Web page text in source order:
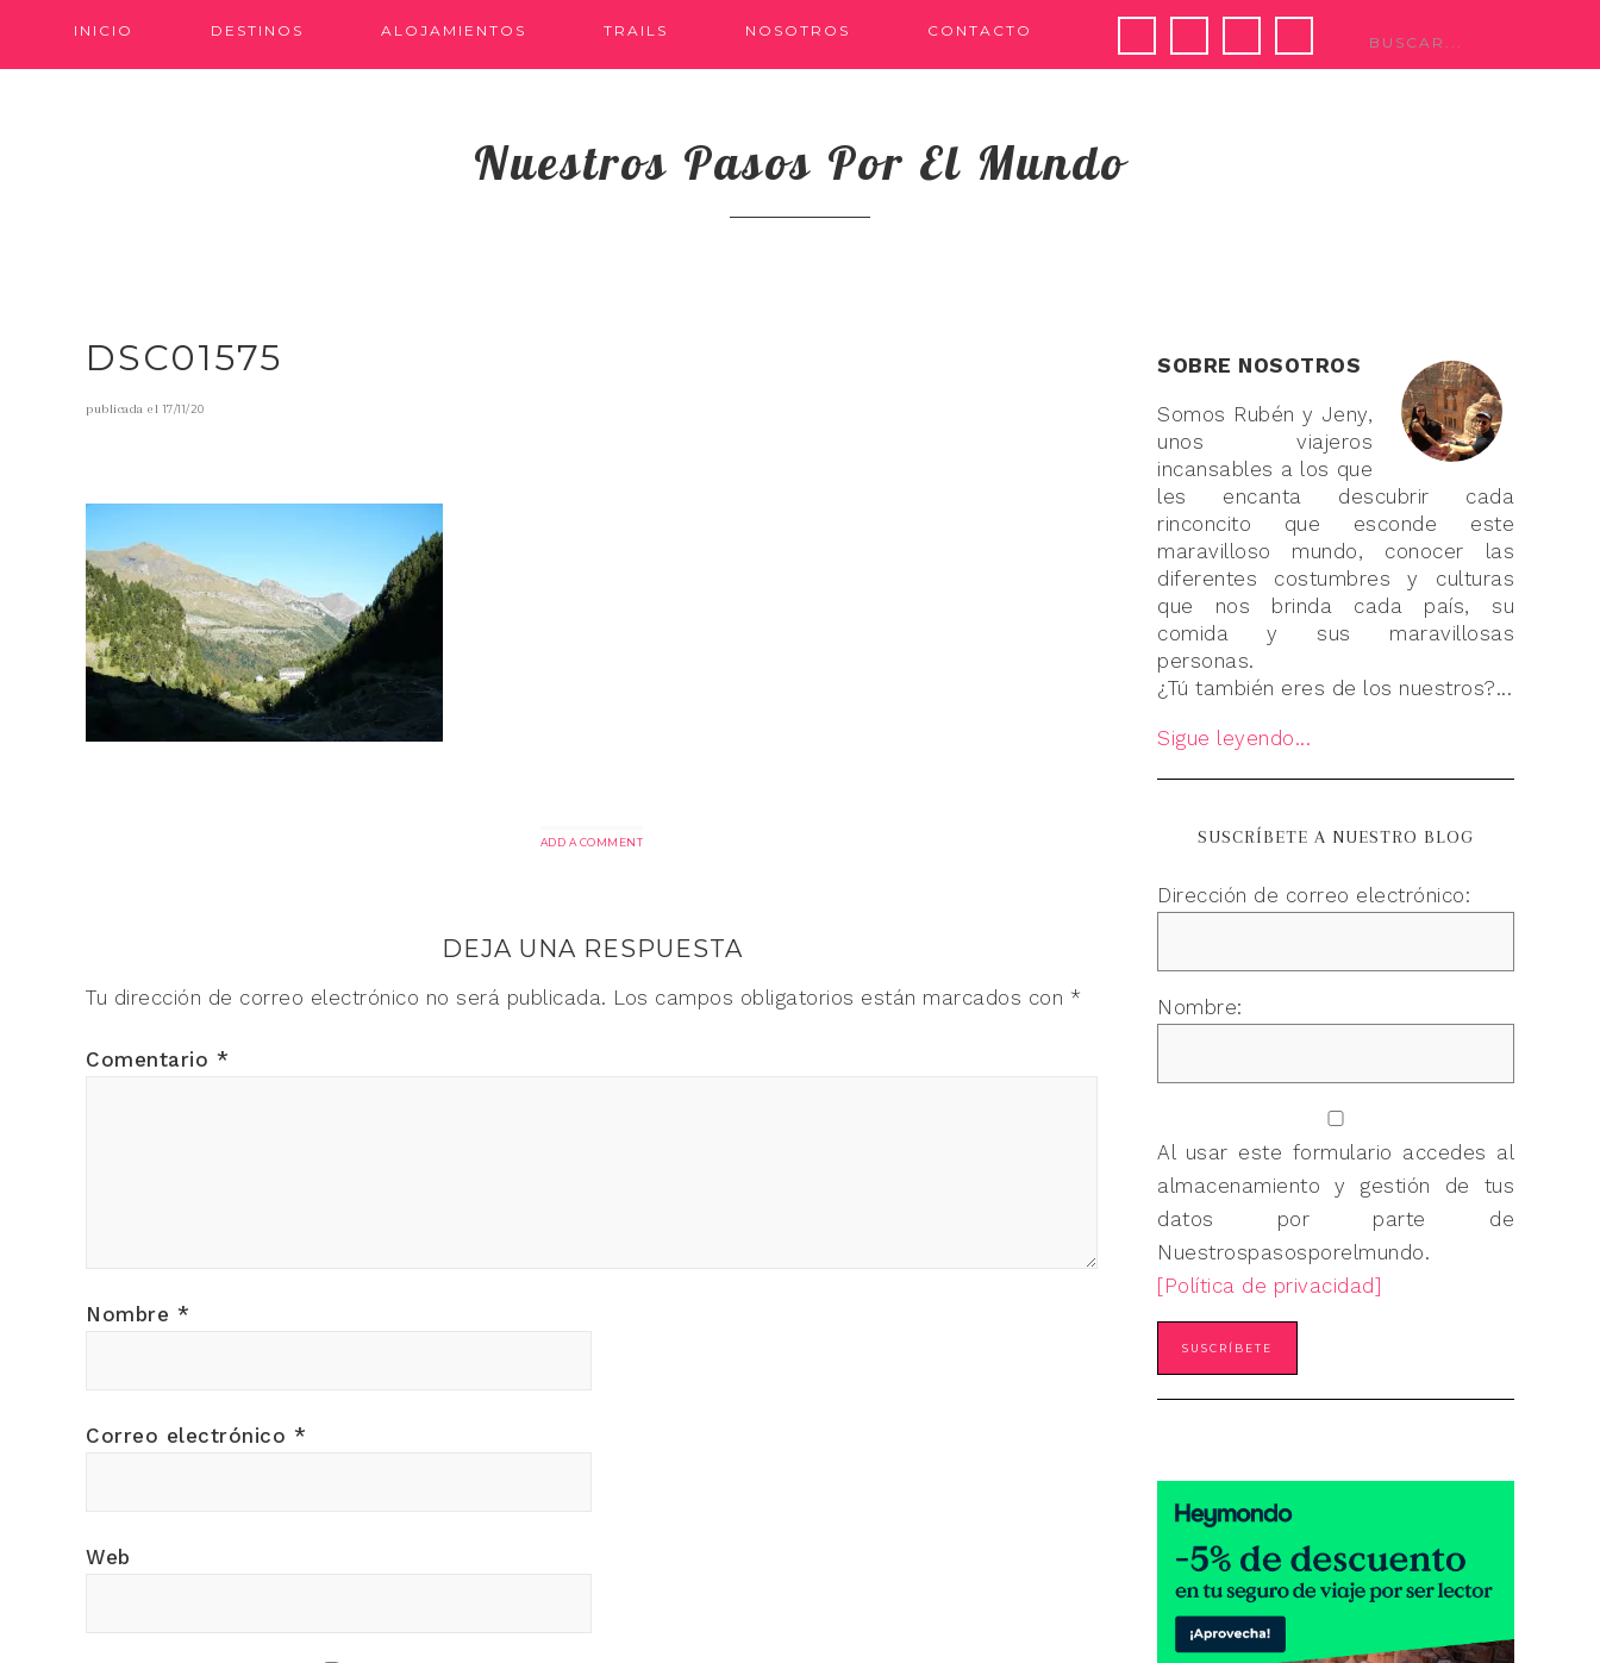
INICIO DESTINOS ALOJAMIENTOS TRAILS NOSOTROS CONTACTO
Nuestros Pasos Por El Mundo
DSC01575
publicada el17/11/20
ADD A COMMENT
DEJA UNA RESPUESTA
Tu dirección de correo electrónico no será publicada. Los campos obligatorios están marcados con *
Comentario *
Nombre *
Correo electrónico *
Web
SOBRE NOSOTROS
Somos Rubén y Jeny,
unos viajeros
incansables a los que
les encanta descubrir cada
rinconcito que esconde este
maravilloso mundo, conocer las
diferentes costumbres y culturas
que nos brinda cada país, su
comida y sus maravillosas
personas.
¿Tú también eres de los nuestros?...
Sigue leyendo...
SUSCRÍBETE A NUESTRO BLOG
Dirección de correo electrónico:
Nombre:
Al usar este formulario accedes al
almacenamiento y gestión de tus
datos por parte de
Nuestrospasosporelmundo.
[Política de privacidad]